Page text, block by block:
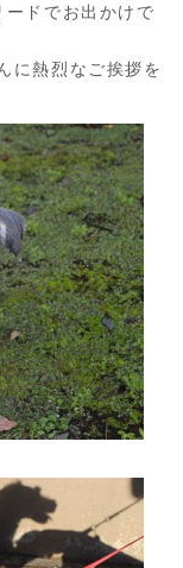
ドでお出かけで
に熱烈なご挨拶を